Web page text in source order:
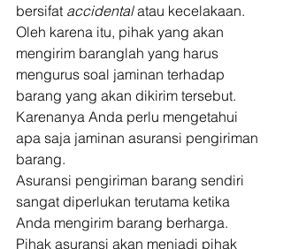
bersifat accidental atau kecelakaan.
Oleh karena itu, pihak yang akan
mengirim baranglah yang harus
mengurus soal jaminan terhadap
barang yang akan dikirim tersebut.
Karenanya Anda perlu mengetahui
apa saja jaminan asuransi pengiriman
barang.
Asuransi pengiriman barang sendiri
sangat diperlukan terutama ketika
Anda mengirim barang berharga.
Pihak asuransi akan menjadi pihak